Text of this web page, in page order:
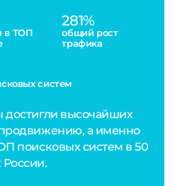
в ТОП
281%
общий рост
трафика
систем
достигли высочайших
продвижению, а именно
поисковых систем в 50